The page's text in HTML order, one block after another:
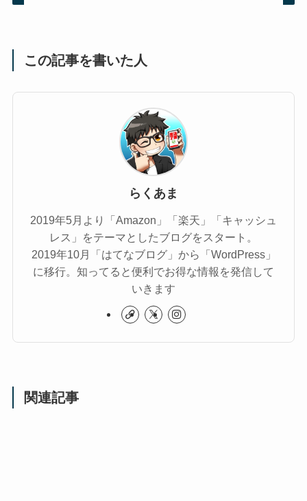
この記事を書いた人
らくあま
2019年5月より「Amazon」「楽天」「キャッシュ
レス」をテーマとしたブログをスタート。
2019年10月「はてなブログ」から「WordPress」
に移行。知ってると便利でお得な情報を発信して
いきます
関連記事